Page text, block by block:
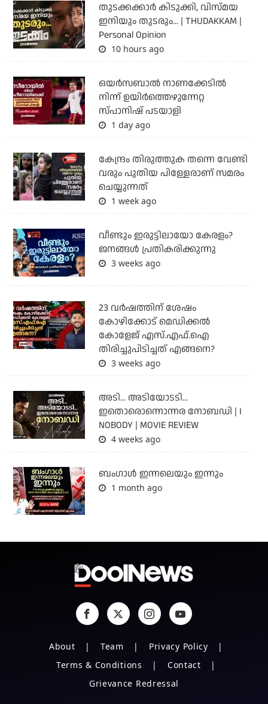
തുടക്കക്കാര്‍ കിടുക്കി, വിസ്മയ
ഇനിയും തുടരും... | THUDAKKAM |
Personal Opinion
10 hours ago
ഒയര്‍സബാൽ നാണക്കേടിൽ
നിന്ന് ഉയിർത്തെഴുന്നേറ്റ
സ്പാനിഷ് പടയാളി
1 day ago
കേന്ദ്രം തിരുത്തുക തന്നെ വേണ്ടി
വരും പുതിയ പിള്ളേരാണ് സമരം
ചെയ്യുന്നത്
1 week ago
വീണ്ടും ഇരുട്ടിലായോ കേരളം?
ജനങ്ങൾ പ്രതികരിക്കുന്നു
3 weeks ago
23 വർഷത്തിന് ശേഷം
കോഴിക്കോട് മെഡിക്കൽ
കോളേജ് എസ്.എഫ്.ഐ
തിരിച്ചുപിടിച്ചത് എങ്ങനെ?
3 weeks ago
അടി... അടിയോടടി...
ഇതൊരൊന്നൊന്നര നോബഡി | I
NOBODY | MOVIE REVIEW
4 weeks ago
ബംഗാള്‍ ഇന്നലെയും ഇന്നും
1 month ago
About Team
Privacy Policy
Terms & Conditions
Contact
Grievance Redressal